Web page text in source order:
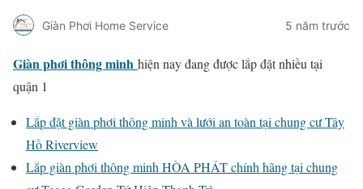
Giàn Phơi Home Service 5 năm trước
Giàn phơi thông minh hiện nay đang được lắp đặt nhiều tại
quận 1
Lắp đặt giàn phơi thông minh và lưới an toàn tại chung cư Tây
Hồ Riverview
Lắp giàn phơi thông minh HÒA PHÁT chính hãng tại chung